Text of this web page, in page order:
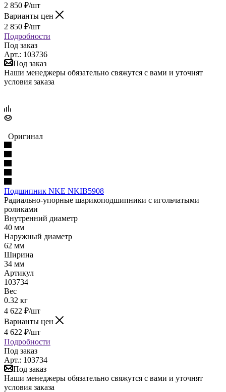
2 850 ₽/шт
Варианты цен
2 850 ₽/шт
Подробности
Под заказ
Арт.: 103736
Под заказ
Наши менеджеры обязательно свяжутся с вами и уточнят
условия заказа
Оригинал
Подшипник NKE NKIB5908
Радиально-упорные шарикоподшипники с игольчатыми
роликами
Внутренний диаметр
40 мм
Наружный диаметр
62 мм
Ширина
34 мм
Артикул
103734
Вес
0.32 кг
4 622 ₽/шт
Варианты цен
4 622 ₽/шт
Подробности
Под заказ
Арт.: 103734
Под заказ
Наши менеджеры обязательно свяжутся с вами и уточнят
условия заказа